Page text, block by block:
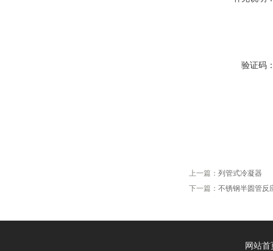
验证码
上一篇： 列管式冷凝器
下一篇： 不锈钢半圆管反
网站首